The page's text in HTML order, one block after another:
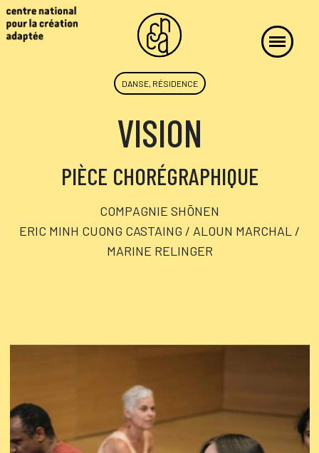
DANSE, RÉSIDENCE
VISION
PIÈCE CHORÉGRAPHIQUE
COMPAGNIE SHŌNEN
ERIC MINH CUONG CASTAING / ALOUN MARCHAL /
MARINE RELINGER